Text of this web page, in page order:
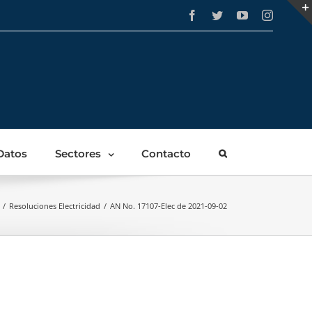
Facebook
TwitterYouTube
Sectores Contacto
/ Resoluciones Electricidad / AN No. 17107-Elec de 2021-09-02